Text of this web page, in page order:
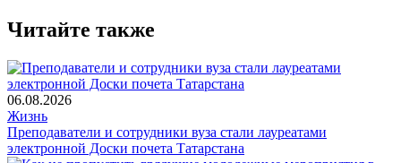
Читайте также
06.08.2026
Жизнь
Преподаватели и сотрудники вуза стали лауреатами
электронной Доски почета Татарстана